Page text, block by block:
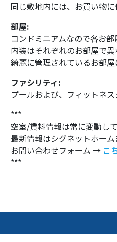
同じ敷地内には、お買い物
部屋:
コンドミニアムなので各お
内装はそれぞれのお部屋で
綺麗に管理されているお部
ファシリティ:
プールおよび、フィットネ
***
空室/賃料情報は常に変動し
最新情報はシグネットホー
お問い合わせフォーム → こ
***